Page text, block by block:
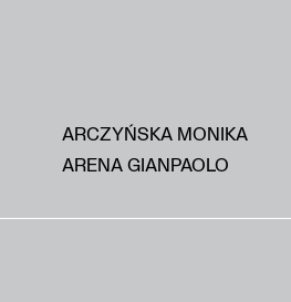
ARCZYŃSKA MONIKA
ARENA GIANPAOLO